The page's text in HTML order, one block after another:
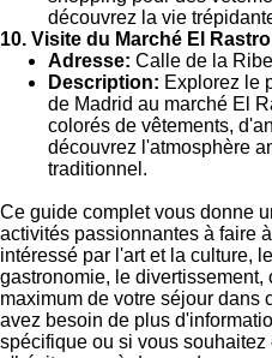
découvrez la vie
10. Visite du Marché El Rastro
Adresse: Calle de la
Description: Explorez le
de Madrid au marché El
colorés de vêtements,
découvrez l'atmosphère
traditionnel.
Ce guide complet vous donne
activités passionnantes à faire
intéressé par l'art et la culture,
gastronomie, le divertissement,
maximum de votre séjour dans
avez besoin de plus
spécifique ou si vous